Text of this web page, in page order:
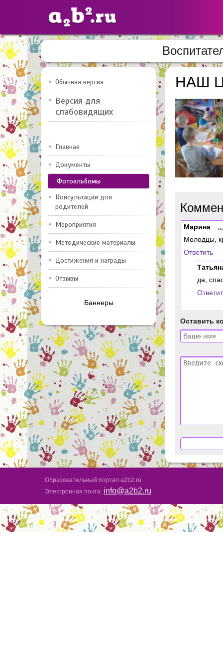
Сайты
педагогов
Добавлено — 10947
Обычная версия
Версия для
слабовидящих
Главная
Документы
Фотоальбомы
Консультации для
родителей
Мероприятия
Методические материалы
Достижения и награды
Отзывы
Баннеры
НАШ
Марина
Молодцы,
Ответить
да,
Оставить
Образовательный портал a2b2.ru
Электронная почта: info@a2b2.ru